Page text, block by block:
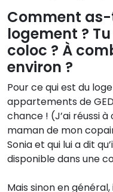
Comment
logement ?
coloc ? À
environ ?
Pour ce qui est du
appartements de
chance ! (J’ai réussi
maman de mon
Sonia et qui lui a dit
disponible dans une
Mais sinon en